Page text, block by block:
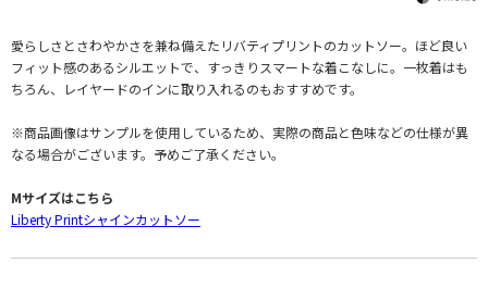
愛らしさとさわやかさを兼ね備えたリバティプリントのカットソー。ほど良い
フィット感のあるシルエットで、すっきりスマートな着こなしに。一枚着はも
ちろん、レイヤードのインに取り入れるのもおすすめです。
※商品画像はサンプルを使用しているため、実際の商品と色味などの仕様が異
なる場合がございます。予めご了承ください。
Mサイズはこちら
Liberty Printシャインカットソー